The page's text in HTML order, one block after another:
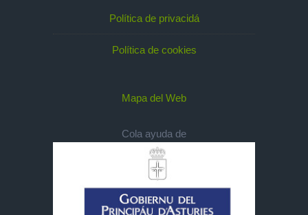
Política de privacidá
Política de cookies
Mapa del Web
Cola ayuda de